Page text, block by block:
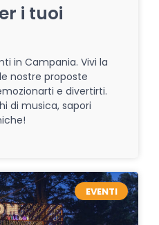
i tuoi
in Campania. Vivi la
nostre proposte
e divertirti.
di musica, sapori
EVENTI